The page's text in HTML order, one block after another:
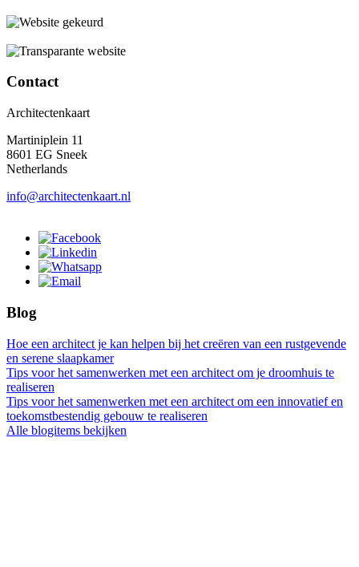
Contact
Architectenkaart
Martiniplein 11
8601 EG Sneek
Netherlands
info@architectenkaart.nl
Blog
Hoe een architect je kan helpen bij het creëren van een rustgevende
en serene slaapkamer
Tips voor het samenwerken met een architect om je droomhuis te
realiseren
Tips voor het samenwerken met een architect om een innovatief en
toekomstbestendig gebouw te realiseren
Alle blogitems bekijken